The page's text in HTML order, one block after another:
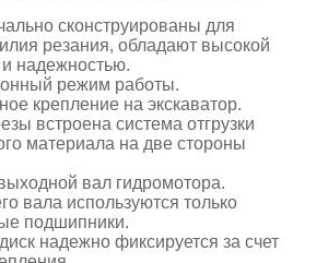
сконструированы для
резания, обладают высокой
надежностью.
режим работы.
крепление на экскаватор.
встроена система отгрузки
материала на две стороны
вал гидромотора.
вала используются только
подшипники.
надежно фиксируется за счет